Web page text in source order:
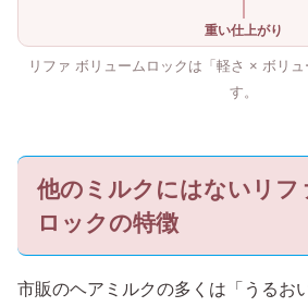
重い仕上がり
リファ ボリュームロックは「軽さ × ボリ
す。
他のミルクにはないリフ
ロックの特徴
市販のヘアミルクの多くは「うるお